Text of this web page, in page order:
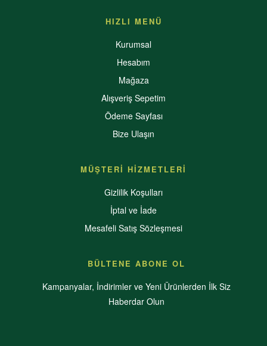
HIZLI MENÜ
Kurumsal
Hesabım
Mağaza
Alışveriş Sepetim
Ödeme Sayfası
Bize Ulaşın
MÜŞTERİ HİZMETLERİ
Gizlilik Koşulları
İptal ve İade
Mesafeli Satış Sözleşmesi
BÜLTENE ABONE OL
Kampanyalar, İndirimler ve Yeni Ürünlerden İlk Siz
Haberdar Olun